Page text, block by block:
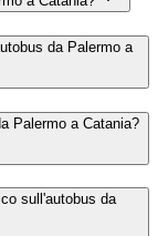
da Palermo a
Palermo a Catania?
sull'autobus da